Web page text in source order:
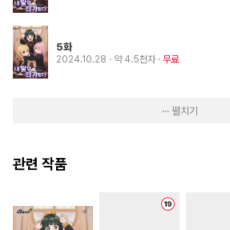
5화
2024.10.28 · 약 4.5천자 무료
··· 펼치기
관련 작품